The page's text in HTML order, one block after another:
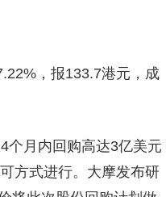
，报133.7港元，成
个月内回购高达3亿美元
方式进行。大摩发布研